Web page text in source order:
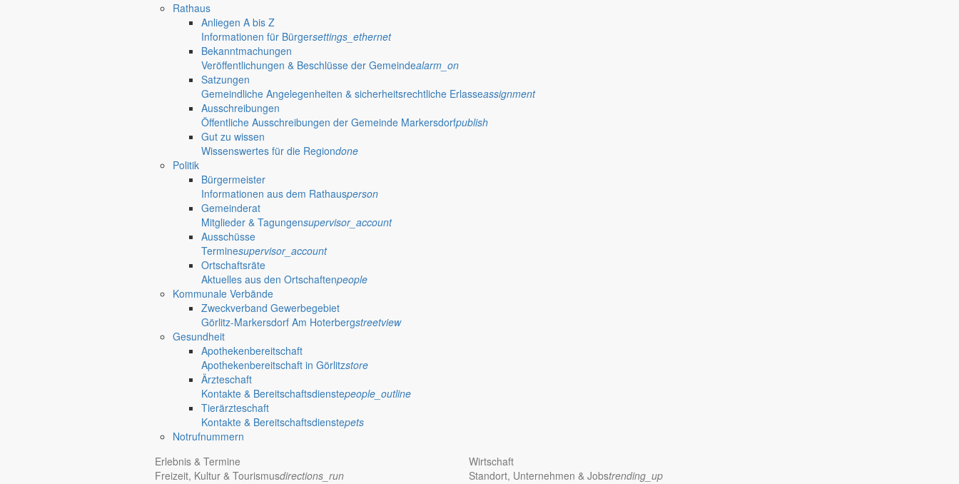
Rathaus
Anliegen A bis Z
Informationen für Bürgersettings_ethernet
Bekanntmachungen
Veröffentlichungen & Beschlüsse der Gemeindealarm_on
Satzungen
Gemeindliche Angelegenheiten & sicherheitsrechtliche Erlasseassignment
Ausschreibungen
Öffentliche Ausschreibungen der Gemeinde Markersdorfpublish
Gut zu wissen
Wissenswertes für die Regiondone
Politik
Bürgermeister
Informationen aus dem Rathausperson
Gemeinderat
Mitglieder & Tagungensupervisor_account
Ausschüsse
Terminesupervisor_account
Ortschaftsräte
Aktuelles aus den Ortschaftenpeople
Kommunale Verbände
Zweckverband Gewerbegebiet
Görlitz-Markersdorf Am Hoterbergstreetview
Gesundheit
Apothekenbereitschaft
Apothekenbereitschaft in Görlitzstore
Ärzteschaft
Kontakte & Bereitschaftsdienstepeople_outline
Tierärzteschaft
Kontakte & Bereitschaftsdienstepets
Notrufnummern
Erlebnis & Termine
Freizeit, Kultur & Tourismusdirections_run
Wirtschaft
Standort, Unternehmen & Jobstrending_up
Bekanntmachungen